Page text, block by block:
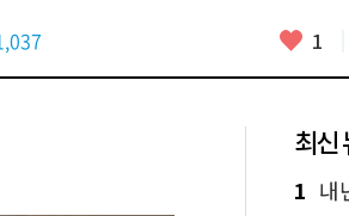
좋
요
1
최신
1 내